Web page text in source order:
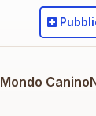
Mondo Canino